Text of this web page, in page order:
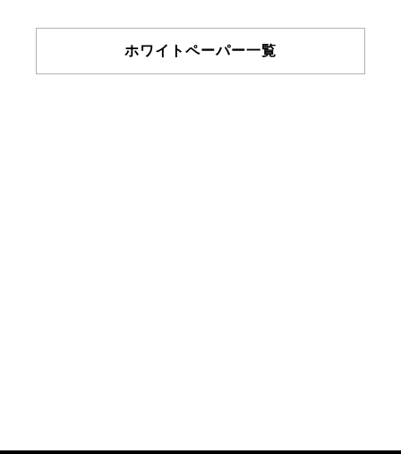
ホワイトペーパー一覧